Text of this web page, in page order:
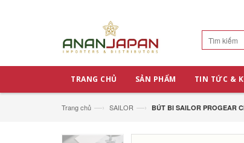
TRANG CHỦ SẢN PHẨM TIN TỨC &
Trang chủ —› SAILOR —› BÚT BI SAILOR PROGEAR